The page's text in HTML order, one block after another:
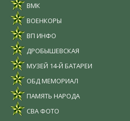
ВМК
ВОЕНКОРЫ
ВП ИНФО
ДРОБЫШЕВСКАЯ
МУЗЕЙ 14-Й БАТАРЕИ
ОБД МЕМОРИАЛ
ПАМЯТЬ НАРОДА
СВА ФОТО